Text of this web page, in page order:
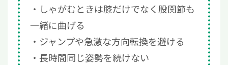
しゃがむときは膝だけでなく股関節も
一緒に曲げる
ジャンプや急激な方向転換を避ける
長時間同じ姿勢を続けない